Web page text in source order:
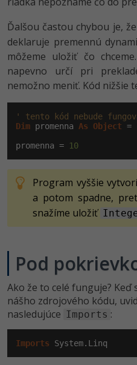
Ďalšou častou chybou je,
deklaruje premennú
môžeme uložiť čo
napevno určí pri
nemožno meniť. Kód nižšie
' tento kód nebude
Dim promenna As Object =
promenna =
10
Program vyššie
a potom spadne,
snažíme uložiť
Pod
Ako že to celé funguje?
nášho zdrojového kódu,
nasledujúce Imports :
Imports System.Linq